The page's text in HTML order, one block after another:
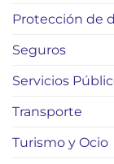
Protección de
Seguros
Servicios
Transporte
Turismo y Ocio